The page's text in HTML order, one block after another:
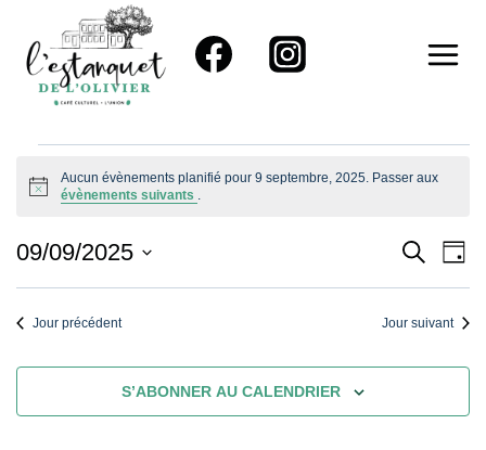
contenu
Évènements
For
9
Septembre,
2025
Notice
Aucun évènements planifié pour 9 septembre, 2025. Passer aux
évènements suivants .
Et
De
09/09/2025
Sélectionnez
uneJour précédent Jour suivant
S’ABONNER AU CALENDRIER